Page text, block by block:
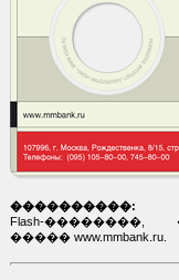
����������:
Flash-
����� www.mmbank.ru.